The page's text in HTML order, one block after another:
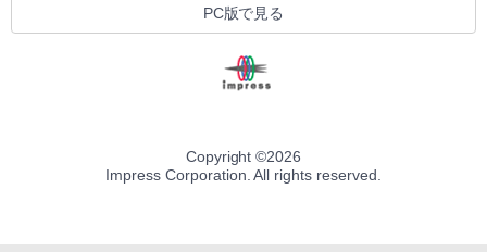
PC版で見る
Copyright ©2026
Impress Corporation. All rights reserved.